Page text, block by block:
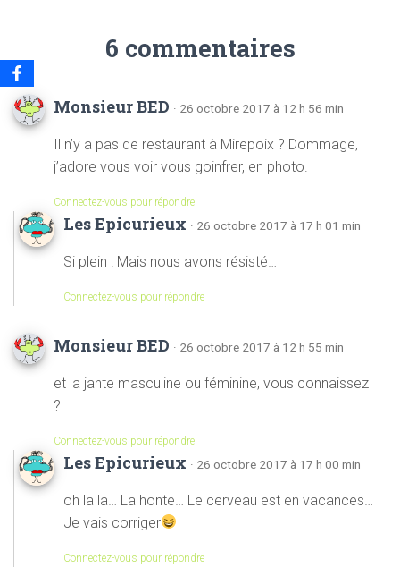
6 commentaires
Monsieur BED · 26 octobre 2017 à 12 h 56 min
Il n’y a pas de restaurant à Mirepoix ? Dommage,
j’adore vous voir vous goinfrer, en photo.
Connectez-vous pour répondre
Les Epicurieux · 26 octobre 2017 à 17 h 01 min
Si plein ! Mais nous avons résisté…
Connectez-vous pour répondre
Monsieur BED · 26 octobre 2017 à 12 h 55 min
et la jante masculine ou féminine, vous connaissez
?
Connectez-vous pour répondre
Les Epicurieux · 26 octobre 2017 à 17 h 00 min
oh la la… La honte… Le cerveau est en vacances…
Je vais corriger
Connectez-vous pour répondre